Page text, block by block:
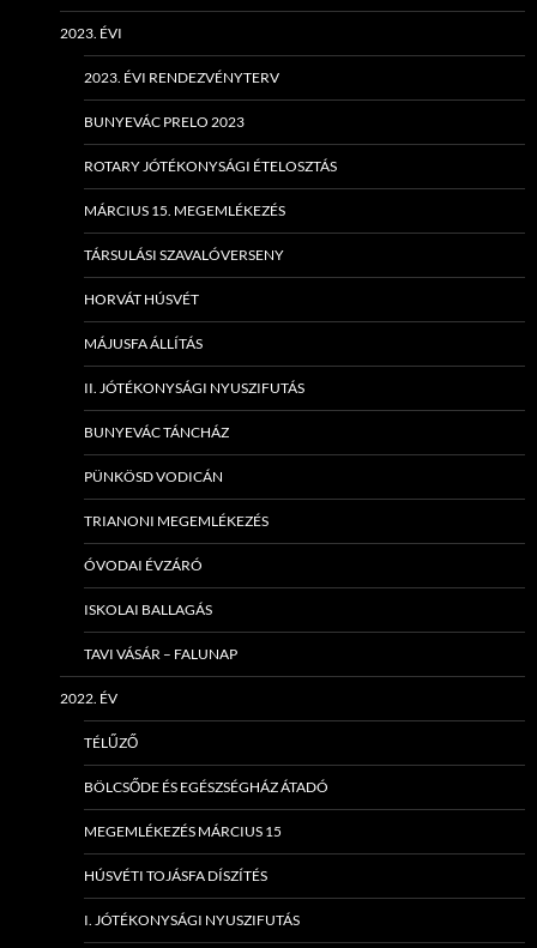
2023. ÉVI
2023. ÉVI RENDEZVÉNYTERV
BUNYEVÁC PRELO 2023
ROTARY JÓTÉKONYSÁGI ÉTELOSZTÁS
MÁRCIUS 15. MEGEMLÉKEZÉS
TÁRSULÁSI SZAVALÓVERSENY
HORVÁT HÚSVÉT
MÁJUSFA ÁLLÍTÁS
II. JÓTÉKONYSÁGI NYUSZIFUTÁS
BUNYEVÁC TÁNCHÁZ
PÜNKÖSD VODICÁN
TRIANONI MEGEMLÉKEZÉS
ÓVODAI ÉVZÁRÓ
ISKOLAI BALLAGÁS
TAVI VÁSÁR – FALUNAP
2022. ÉV
TÉLŰZŐ
BÖLCSŐDE ÉS EGÉSZSÉGHÁZ ÁTADÓ
MEGEMLÉKEZÉS MÁRCIUS 15
HÚSVÉTI TOJÁSFA DÍSZÍTÉS
I. JÓTÉKONYSÁGI NYUSZIFUTÁS